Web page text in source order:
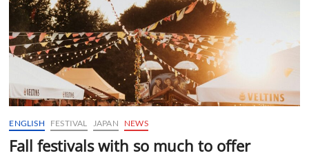
ENGLISH FESTIVAL JAPAN NEWS
Fall festivals with so much to offer